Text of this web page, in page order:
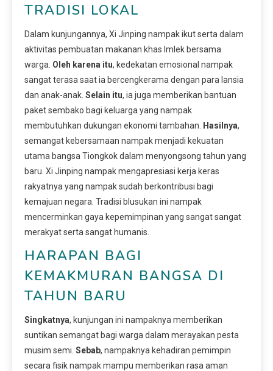
TRADISI LOKAL
Dalam kunjungannya, Xi Jinping nampak ikut serta dalam
aktivitas pembuatan makanan khas Imlek bersama
warga. Oleh karena itu, kedekatan emosional nampak
sangat terasa saat ia bercengkerama dengan para lansia
dan anak-anak. Selain itu, ia juga memberikan bantuan
paket sembako bagi keluarga yang nampak
membutuhkan dukungan ekonomi tambahan.
Hasilnya,
semangat kebersamaan nampak menjadi kekuatan
utama bangsa Tiongkok dalam menyongsong tahun yang
baru. Xi Jinping nampak mengapresiasi kerja keras
rakyatnya yang nampak sudah berkontribusi bagi
kemajuan negara. Tradisi blusukan ini nampak
mencerminkan gaya kepemimpinan yang sangat sangat
merakyat serta sangat humanis.
HARAPAN BAGI
KEMAKMURAN BANGSA DI
TAHUN BARU
Singkatnya, kunjungan ini nampaknya memberikan
suntikan semangat bagi warga dalam merayakan pesta
musim semi. Sebab, nampaknya kehadiran pemimpin
secara fisik nampak mampu memberikan rasa aman